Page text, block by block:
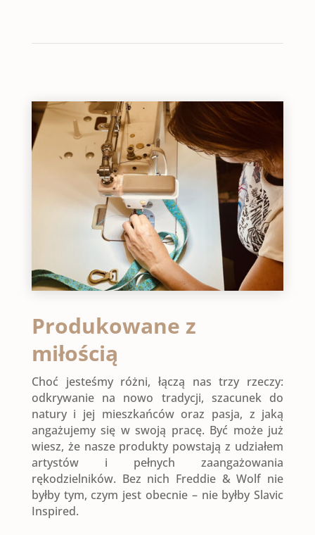
Produkowane z
miłością
Choć jesteśmy różni, łączą nas trzy rzeczy:
odkrywanie na nowo tradycji, szacunek do
natury i jej mieszkańców oraz pasja, z jaką
angażujemy się w swoją pracę. Być może już
wiesz, że nasze produkty powstają z udziałem
artystów i pełnych zaangażowania
rękodzielników. Bez nich Freddie & Wolf nie
byłby tym, czym jest obecnie – nie byłby Slavic
Inspired.